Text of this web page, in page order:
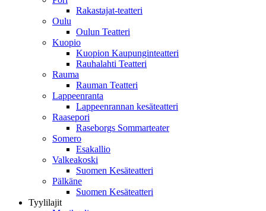
Rakastajat-teatteri
Oulu
Oulun Teatteri
Kuopio
Kuopion Kaupunginteatteri
Rauhalahti Teatteri
Rauma
Rauman Teatteri
Lappeenranta
Lappeenrannan kesäteatteri
Raasepori
Raseborgs Sommarteater
Somero
Esakallio
Valkeakoski
Suomen Kesäteatteri
Pälkäne
Suomen Kesäteatteri
Tyylilajit